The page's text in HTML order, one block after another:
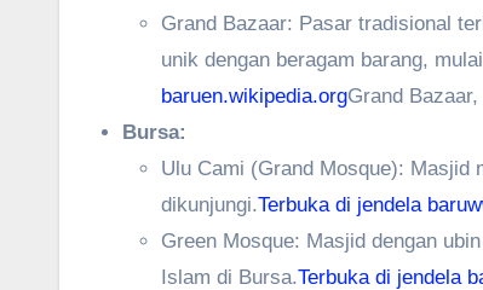
Grand Bazaar: Pasar tradisional
unik dengan beragam barang,
baruen.wikipedia.orgGrand
Bursa:
Ulu Cami (Grand Mosque): Masjid
dikunjungi.Terbuka di jendela baru
Green Mosque: Masjid dengan
Islam di Bursa.Terbuka di jendela